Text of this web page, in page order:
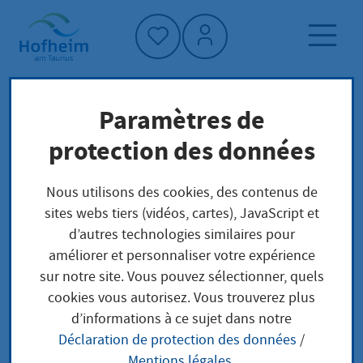
Accueil"
Page d'accueil
Trouver un service
Préoccupations locales
Veranstaltungen: StVO - Erlaubnisse und
Ausnahmen
Veranstaltungen: StVO
- Erlaubnisse und
Paramètres de
protection des données
Nous utilisons des cookies, des contenus de
sites webs tiers (vidéos, cartes), JavaScript et
d’autres technologies similaires pour
améliorer et personnaliser votre expérience
sur notre site. Vous pouvez sélectionner, quels
cookies vous autorisez. Vous trouverez plus
d’informations à ce sujet dans notre
Déclaration de protection des données /